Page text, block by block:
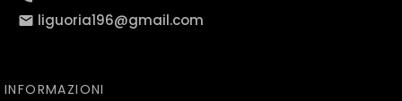
liguoria196@gmail.com
INFORMAZIONI